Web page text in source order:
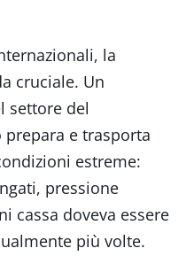
la
cruciale. Un
settore del
e trasporta
estreme:
pressione
cassa doveva essere
più volte.